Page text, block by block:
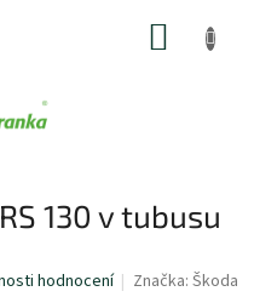
130 v tubusu
hodnocení Značka:Škoda